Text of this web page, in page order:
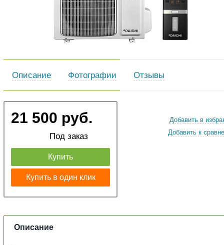
Описание Фотографии Отзывы
21 500 руб.
Под заказ
Купить
Купить в один клик
Добавить в
Добавить к
Описание